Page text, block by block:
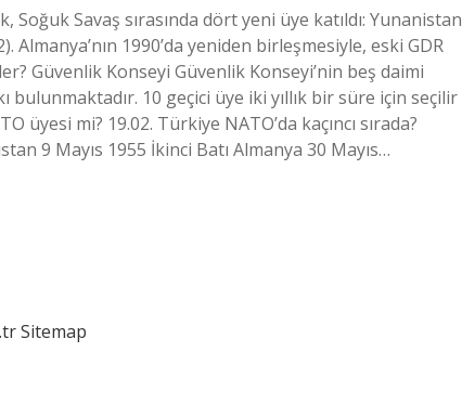
Savaş sırasında dört yeni üye katıldı: Yunanistan
1990’da yeniden birleşmesiyle, eski GDR
Güvenlik Konseyi Güvenlik Konseyi’nin beş daimi
bulunmaktadır. 10 geçici üye iki yıllık bir süre için seçilir
üyesi mi? 19.02. Türkiye NATO’da kaçıncı sırada?
9 Mayıs 1955 İkinci Batı Almanya 30 Mayıs…
Sitemap